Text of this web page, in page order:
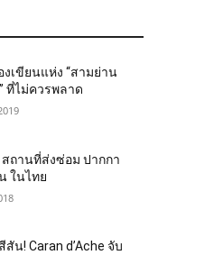
งเขียนแห่ง “สามย่าน
ที่ไม่ควรพลาด
ถานที่ส่งซ่อม ปากกา
ในไทย
น! Caran d’Ache จับ